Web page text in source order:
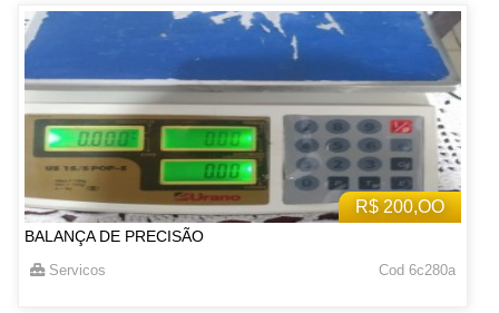
R$ 200,OO
BALANÇA DE PRECISÃO
Servicos Cod 6c280a